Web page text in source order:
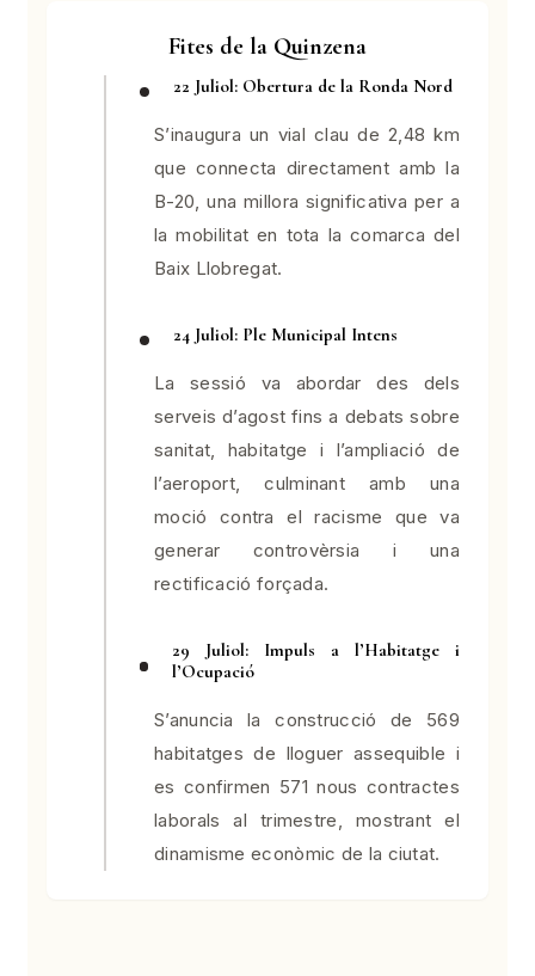
Fites de la Quinzena
22 Juliol: Obertura de la Ronda Nord
S’inaugura un vial clau de 2,48 km
que connecta directament amb la
B-20, una millora significativa per a
la mobilitat en tota la comarca del
Baix Llobregat.
24 Juliol: Ple Municipal Intens
La sessió va abordar des dels
serveis d’agost fins a debats sobre
sanitat, habitatge i l’ampliació de
l’aeroport, culminant amb una
moció contra el racisme que va
generar controvèrsia i una
rectificació forçada.
29 Juliol: Impuls a l’Habitatge i
l’Ocupació
S’anuncia la construcció de 569
habitatges de lloguer assequible i
es confirmen 571 nous contractes
laborals al trimestre, mostrant el
dinamisme econòmic de la ciutat.